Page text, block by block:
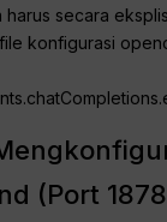
harus secara
konfigurasi
(Port